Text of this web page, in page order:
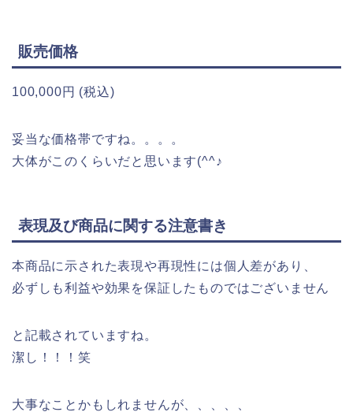
販売価格
100,000円 (税込)
妥当な価格帯ですね。。。。
大体がこのくらいだと思います(^^♪
表現及び商品に関する注意書き
本商品に示された表現や再現性には個人差があり、
必ずしも利益や効果を保証したものではございません
と記載されていますね。
潔し！！！笑
大事なことかもしれませんが、、、、、